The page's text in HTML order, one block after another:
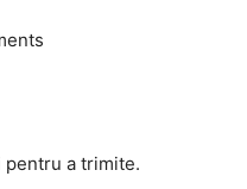
pentru a trimite.